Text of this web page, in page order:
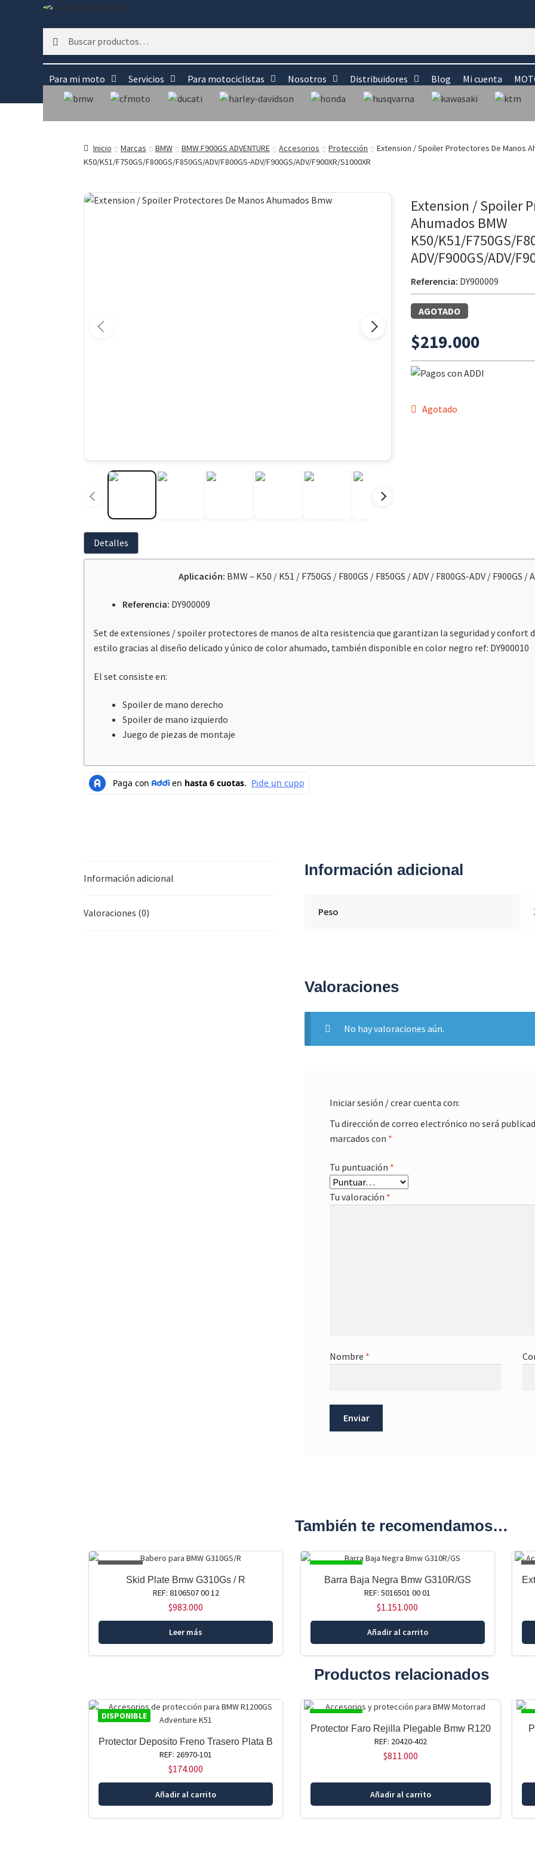
Para mi moto Servicios Para motociclistas Nosotros Distribuidores Blog Mi cuenta
Inicio Marcas BMW BMW F900GS ADVENTURE Accesorios Protección
Extension / Spoiler Protectores De Manos
K50/K51/F750GS/F800GS/F850GS/ADV/F800GS-ADV/F900GS/ADV/F900XR/S1000XR
Extension / Spoiler
Ahumados BMW
K50/K51/F750GS/
ADV/F900GS/ADV/
Referencia: DY900009
AGOTADO
$219.000
Agotado
Detalles
Aplicación: BMW – K50 / K51 / F750GS / F800GS / F850GS / ADV / F800GS-ADV / F900GS /
Referencia: DY900009
Set de extensiones / spoiler protectores de manos de alta resistencia que garantizan la seguridad y
estilo gracias al diseño delicado y único de color ahumado, también disponible en color negro ref: DY900010
El set consiste en:
Spoiler de mano derecho
Spoiler de mano izquierdo
Juego de piezas de montaje
Información adicional
Valoraciones (0)
Información adicional
Peso
Valoraciones
No hay valoraciones aún.
Iniciar sesión / crear cuenta con:
Tu dirección de correo electrónico no será
marcados con *
Tu puntuación *
Tu valoración *
Nombre *
También te recomendamos…
AGOTADO
Skid Plate Bmw G310Gs / R
REF: 8106507 00 12
$983.000
Leer más
DISPONIBLE
Barra Baja Negra Bmw G310R/GS
REF: 5016501 00 01
$1.151.000
Añadir al carrito
Productos relacionados
DISPONIBLE
Protector Deposito Freno Trasero Plata B
REF: 26970-101
$174.000
Añadir al carrito
DISPONIBLE
Protector Faro Rejilla Plegable Bmw R120
REF: 20420-402
$811.000
Añadir al carrito